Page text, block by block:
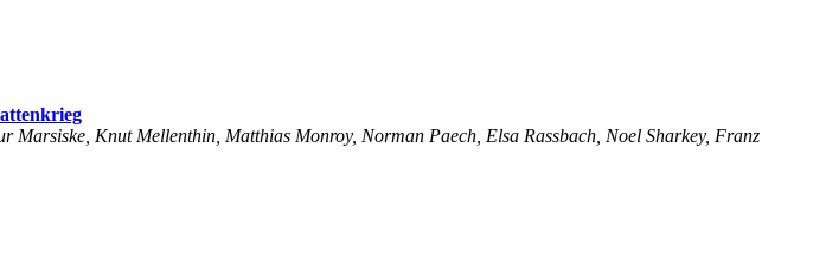
Knut Mellenthin, Matthias Monroy, Norman Paech, Elsa Rassbach, Noel Sharkey, Franz